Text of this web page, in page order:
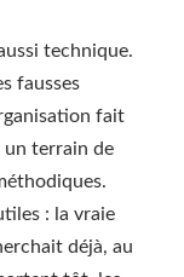
technique.
fausses
fait
un terrain de
: la vraie
déjà, au